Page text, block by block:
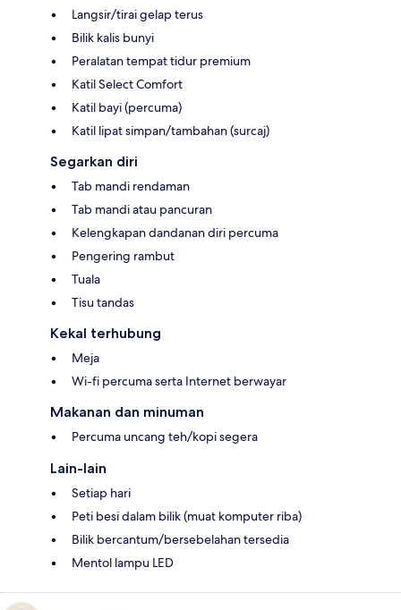
Langsir/tirai gelap terus
Bilik kalis bunyi
Peralatan tempat tidur premium
Katil Select Comfort
Katil bayi (percuma)
Katil lipat simpan/tambahan (surcaj)
Segarkan diri
Tab mandi rendaman
Tab mandi atau pancuran
Kelengkapan dandanan diri percuma
Pengering rambut
Tuala
Tisu tandas
Kekal terhubung
Meja
Wi-fi percuma serta Internet berwayar
Makanan dan minuman
Percuma uncang teh/kopi segera
Lain-lain
Setiap hari
Peti besi dalam bilik (muat komputer riba)
Bilik bercantum/bersebelahan tersedia
Mentol lampu LED